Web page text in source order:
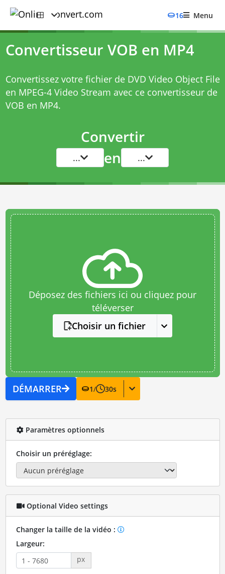
16 Menu
Convertisseur VOB en MP4
Convertissez votre fichier de DVD Video Object File
en MPEG-4 Video Stream avec ce convertisseur de
VOB en MP4.
Convertir
... en ...
Déposez des fichiers ici ou cliquez pour
téléverser
Choisir un fichier
DÉMARRER 1/ 30s
Paramètres optionnels
Choisir un préréglage:
Optional Video settings
Changer la taille de la vidéo :
Largeur:
px